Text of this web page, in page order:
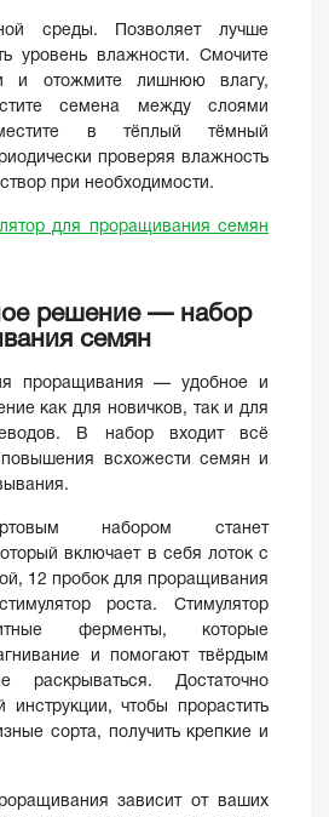
среды. Позволяет лучше
уровень влажности. Смочите
и отожмите лишнюю влагу,
семена между слоями
в тёплый тёмный
проверяя влажность
при необходимости.
для проращивания семян
решение — набор
семян
проращивания — удобное и
как для новичков, так и для
В набор входит всё
всхожести семян и
набором станет
включает в себя лоток с
12 пробок для проращивания
роста. Стимулятор
ферменты, которые
и помогают твёрдым
раскрываться. Достаточно
инструкции, чтобы прорастить
сорта, получить крепкие и
зависит от ваших